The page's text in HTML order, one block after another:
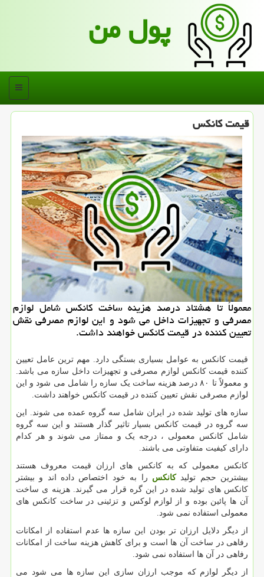
پول من
منو
قیمت كانكس
معمولاً تا هشتاد درصد هزینه ساخت كانكس شامل لوازم
مصرفی و تجهیزات داخل می شود و این لوازم مصرفی نقش
تعیین كننده در قیمت كانكس خواهند داشت.
قیمت کانکس به عوامل بسیاری بستگی دارد. مهم ترین عامل تعیین
کننده قیمت کانکس لوازم مصرفی و تجهیزات داخل سازه می باشد.
و معمولاً تا ۸۰ درصد هزینه ساخت یک سازه را شامل می شود و این
لوازم مصرفی نقش تعیین کننده در قیمت کانکس خواهند داشت.
سازه های تولید شده در ایران شامل سه گروه عمده می شوند. این
سه گروه در قیمت کانکس بسیار تاثیر گذار هستند و این سه گروه
شامل کانکس معمولی ، درجه یک و ممتاز می شوند و هر کدام
دارای کیفیت متفاوتی می باشند.
کانکس معمولی که به کانکس های ارزان قیمت معروف هستند
بیشترین حجم تولیدکانکس را به خود اختصاص داده اند و بیشتر
کانکس های تولید شده در این گره قرار می گیرند. هزینه ی ساخت
آن ها پائین بوده و از لوازم لوکس و تزئینی در ساخت کانکس های
معمولی استفاده نمی شود.
از دیگر دلایل ارزان تر بودن این سازه ها عدم استفاده از امکانات
رفاهی در ساخت آن ها است و برای کاهش هزینه ساخت از امکانات
رفاهی در آن ها استفاده نمی شود.
از دیگر لوازم که موجب ارزان سازی این سازه ها می شود می